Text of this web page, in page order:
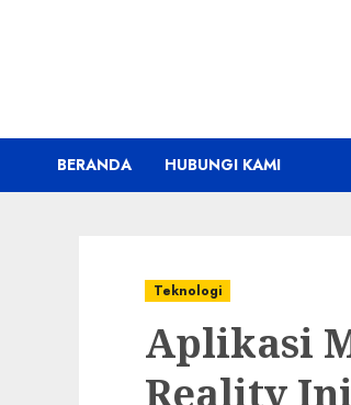
BERANDA HUBUNGI KAMI
Teknologi
Aplikasi
Reality